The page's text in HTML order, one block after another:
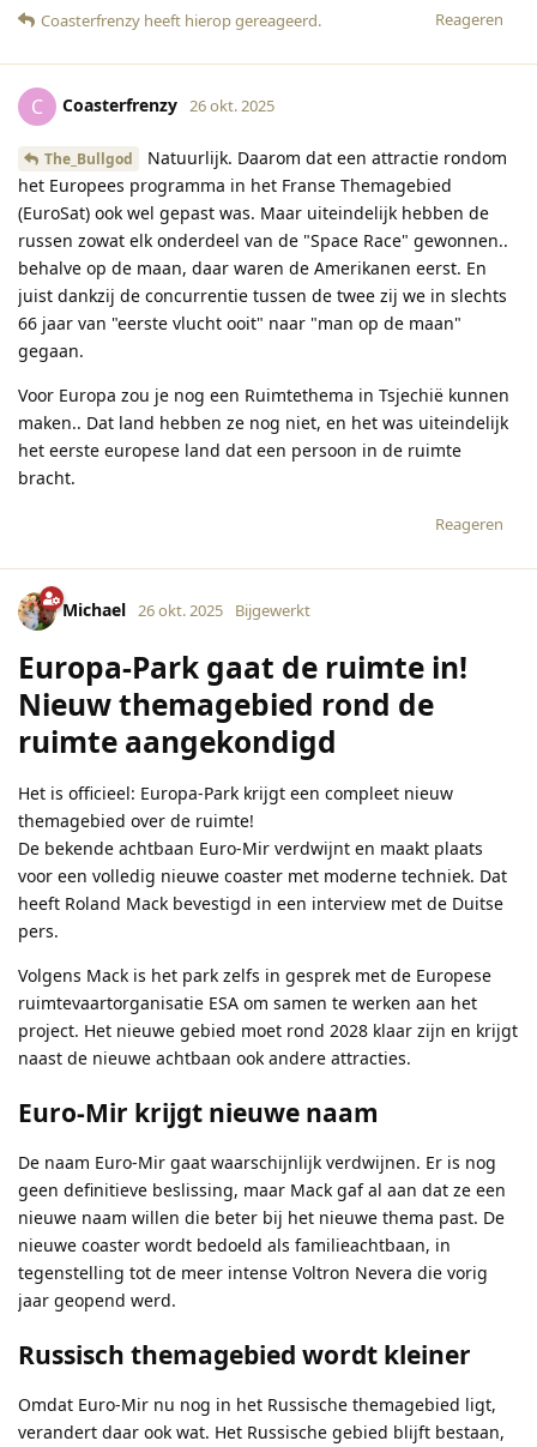
Reageren
Coasterfrenzy heeft hierop gereageerd.
C Coasterfrenzy 26 okt. 2025
The_Bullgod
Natuurlijk. Daarom dat een attractie rondom
het Europees programma in het Franse Themagebied
(EuroSat) ook wel gepast was. Maar uiteindelijk hebben de
russen zowat elk onderdeel van de "Space Race" gewonnen..
behalve op de maan, daar waren de Amerikanen eerst. En
juist dankzij de concurrentie tussen de twee zij we in slechts
66 jaar van "eerste vlucht ooit" naar "man op de maan"
gegaan.
Voor Europa zou je nog een Ruimtethema in Tsjechië kunnen
maken.. Dat land hebben ze nog niet, en het was uiteindelijk
het eerste europese land dat een persoon in de ruimte
bracht.
Reageren
Michael 26 okt. 2025 Bijgewerkt
Europa-Park gaat de ruimte in!
Nieuw themagebied rond de
ruimte aangekondigd
Het is officieel: Europa-Park krijgt een compleet nieuw
themagebied over de ruimte!
De bekende achtbaan Euro-Mir verdwijnt en maakt plaats
voor een volledig nieuwe coaster met moderne techniek. Dat
heeft Roland Mack bevestigd in een interview met de Duitse
pers.
Volgens Mack is het park zelfs in gesprek met de Europese
ruimtevaartorganisatie ESA om samen te werken aan het
project. Het nieuwe gebied moet rond 2028 klaar zijn en krijgt
naast de nieuwe achtbaan ook andere attracties.
Euro-Mir krijgt nieuwe naam
De naam Euro-Mir gaat waarschijnlijk verdwijnen. Er is nog
geen definitieve beslissing, maar Mack gaf al aan dat ze een
nieuwe naam willen die beter bij het nieuwe thema past. De
nieuwe coaster wordt bedoeld als familieachtbaan, in
tegenstelling tot de meer intense Voltron Nevera die vorig
jaar geopend werd.
Russisch themagebied wordt kleiner
Omdat Euro-Mir nu nog in het Russische themagebied ligt,
verandert daar ook wat. Het Russische gebied blijft bestaan,